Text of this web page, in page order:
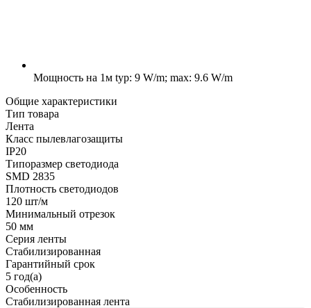
Мощность на 1м typ: 9 W/m; max: 9.6 W/m
Общие характеристики
Тип товара
Лента
Класс пылевлагозащиты
IP20
Типоразмер светодиода
SMD 2835
Плотность светодиодов
120 шт/м
Минимальный отрезок
50 мм
Серия ленты
Стабилизированная
Гарантийный срок
5 год(а)
Особенность
Стабилизированная лента